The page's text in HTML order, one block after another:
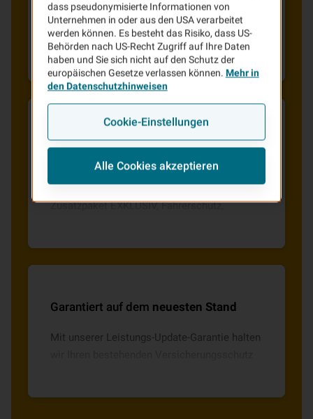
Sollten Sie bei einer Tour mit Ihrem Trike
unerwartet einen Schaden verursachen,
genügt ein Anruf bei uns. Wir helfen Ihnen
schnell und unbürokratisch weiter.
Starke Leistungenfür sorgenfreie
Attraktive Zusatzleistungen wie das
Zusatzpaket EXKLUSIV, Fahrerschutz,
Garantiert auf dem neuesten Stand
Mit unserer Leistungs-Update-Garantie halten
dass pseudonymisierte Informationen von
Unternehmen in oder aus den USA verarbeitet
werden können. Es besteht das Risiko, dass US-
Behörden nach US-Recht Zugriff auf Ihre Daten
haben und Sie sich nicht auf den Schutz der
europäischen Gesetze verlassen können. Mehr in
den Datenschutzhinweisen
Cookie-Einstellungen
Alle Cookies akzeptieren